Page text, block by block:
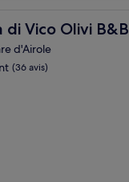
di Vico Olivi B&B
Olivi B&B
d'Airole
(36 avis)